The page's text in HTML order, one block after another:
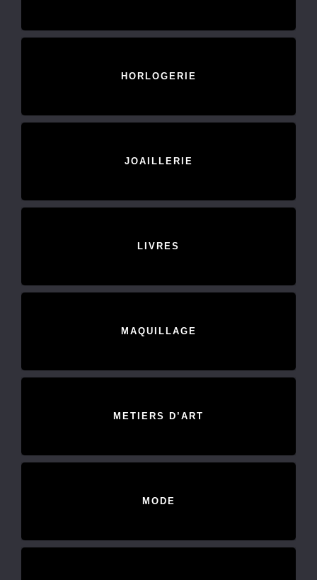
HORLOGERIE
JOAILLERIE
LIVRES
MAQUILLAGE
METIERS D’ART
MODE